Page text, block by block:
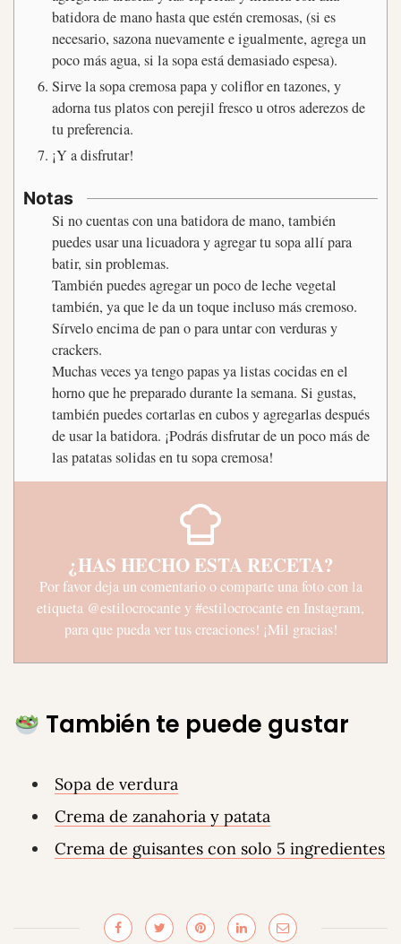
batidora de mano hasta que estén cremosas, (si es
necesario, sazona nuevamente e igualmente, agrega un
poco más agua, si la sopa está demasiado espesa).
Sirve la sopa cremosa papa y coliflor en tazones, y
adorna tus platos con perejil fresco u otros aderezos de
tu preferencia.
¡Y a disfrutar!
Notas
Si no cuentas con una batidora de mano, también
puedes usar una licuadora y agregar tu sopa allí para
batir, sin problemas.
También puedes agregar un poco de leche vegetal
también, ya que le da un toque incluso más cremoso.
Sírvelo encima de pan o para untar con verduras y
crackers.
Muchas veces ya tengo papas ya listas cocidas en el
horno que he preparado durante la semana. Si gustas,
también puedes cortarlas en cubos y agregarlas después
de usar la batidora. ¡Podrás disfrutar de un poco más de
las patatas solidas en tu sopa cremosa!
¿HAS HECHO ESTA RECETA?
Por favor deja un comentario o comparte una foto con la
etiqueta @estilocrocantey #estilocrocanteen Instagram,
para que pueda ver tus creaciones! ¡Mil gracias!
También te puede gustar
Sopa de verdura
Crema de zanahoria y patata
Crema de guisantes con solo 5 ingredientes